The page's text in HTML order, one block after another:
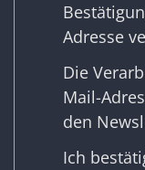
Adresse
Die
Mail-
den
Ich